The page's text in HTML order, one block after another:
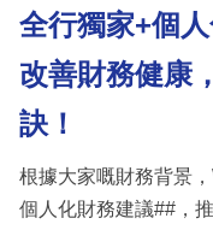
全行獨家+個
改善財務健康
訣！
根據大家嘅財務背景
個人化財務建議##，